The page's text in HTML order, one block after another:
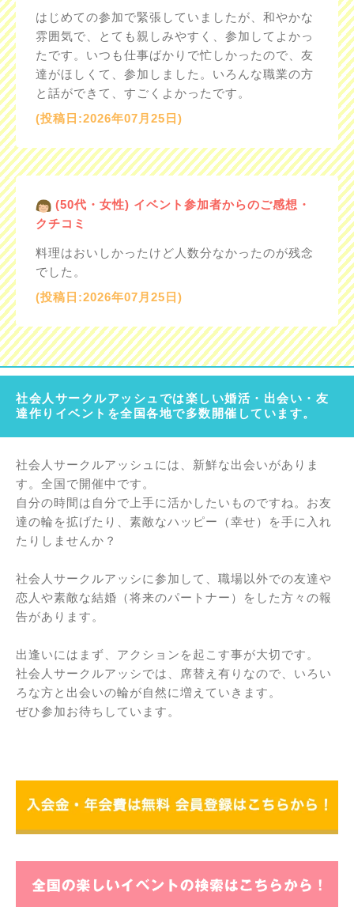
はじめての参加で緊張していましたが、和やかな
雰囲気で、とても親しみやすく、参加してよかっ
たです。いつも仕事ばかりで忙しかったので、友
達がほしくて、参加しました。いろんな職業の方
と話ができて、すごくよかったです。
(投稿日:2026年07月25日)
(50代・女性) イベント参加者からのご感想・
クチコミ
料理はおいしかったけど人数分なかったのが残念
でした。
(投稿日:2026年07月25日)
社会人サークルアッシュでは楽しい婚活・出会い・友
達作りイベントを全国各地で多数開催しています。
社会人サークルアッシュには、新鮮な出会いがありま
す。全国で開催中です。
自分の時間は自分で上手に活かしたいものですね。お友
達の輪を拡げたり、素敵なハッピー（幸せ）を手に入れ
たりしませんか？
社会人サークルアッシに参加して、職場以外での友達や
恋人や素敵な結婚（将来のパートナー）をした方々の報
告があります。
出逢いにはまず、アクションを起こす事が大切です。
社会人サークルアッシでは、席替え有りなので、いろい
ろな方と出会いの輪が自然に増えていきます。
ぜひ参加お待ちしています。